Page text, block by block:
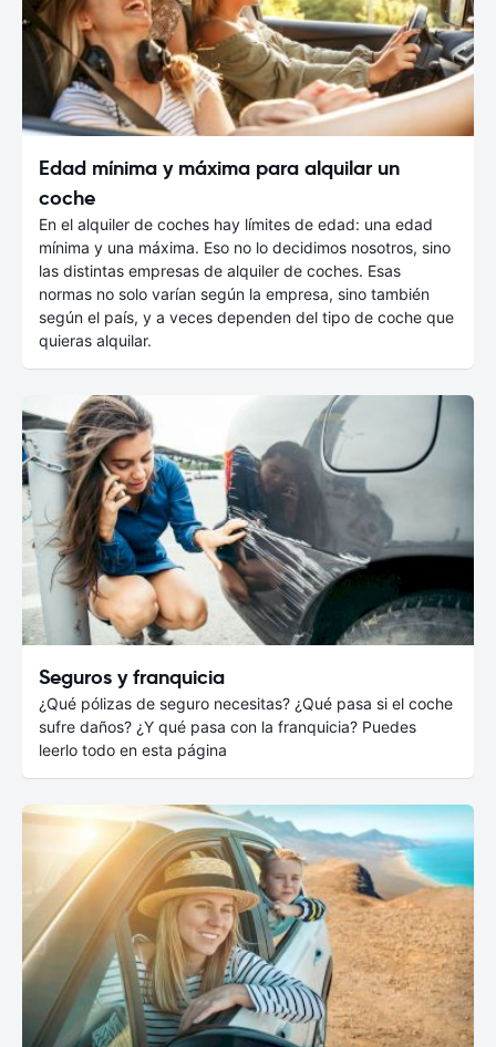
Edad mínima y máxima para alquilar un
coche
En el alquiler de coches hay límites de edad: una edad
mínima y una máxima. Eso no lo decidimos nosotros, sino
las distintas empresas de alquiler de coches. Esas
normas no solo varían según la empresa, sino también
según el país, y a veces dependen del tipo de coche que
quieras alquilar.
Seguros y franquicia
¿Qué pólizas de seguro necesitas? ¿Qué pasa si el coche
sufre daños? ¿Y qué pasa con la franquicia? Puedes
leerlo todo en esta página